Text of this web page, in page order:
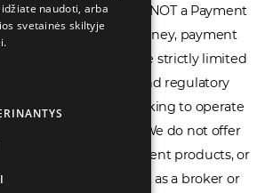
(EMI), we are NOT a Payment
we do not issue e-money, payment
Our services are strictly limited
licensing assistance, and regulatory
for businesses seeking to operate
financial framework. We do not offer
insurance, investment products, or
and we do not act as a broker or
naudoti, arba
svetainės skiltyje